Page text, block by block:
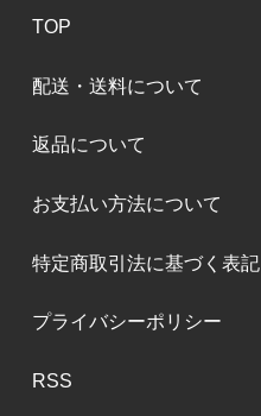
TOP
配送・送料について
返品について
お支払い方法について
特定商取引法に基づく表記
プライバシーポリシー
RSS